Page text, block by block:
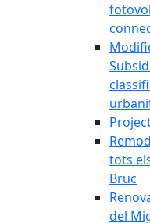
tots
Bruc
del